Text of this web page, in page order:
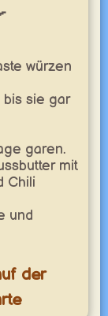
würzen
bis sie gar
garen.
mit
Chili
und
der